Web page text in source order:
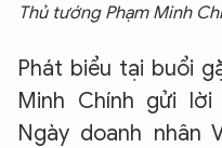
Thủ tướng Phạm Minh
Phát biểu tại buổi
Minh Chính gửi
Ngày doanh nhân